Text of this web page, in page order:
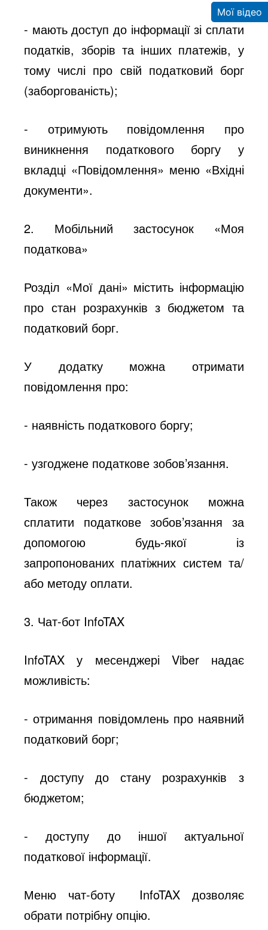
- мають доступ до інформації зі сплати
податків, зборів та інших платежів, у
тому числі про свій податковий борг
(заборгованість);
- отримують повідомлення про
виникнення податкового боргу у
вкладці «Повідомлення» меню «Вхідні
документи».
2. Мобільний застосунок «Моя
податкова»
Розділ «Мої дані» містить інформацію
про стан розрахунків з бюджетом та
податковий борг.
У додатку можна отримати
повідомлення про:
- наявність податкового боргу;
- узгоджене податкове зобов’язання.
Також через застосунок можна
сплатити податкове зобов’язання за
допомогою будь-якої із
запропонованих платіжних систем та/
або методу оплати.
3. Чат-бот InfoTAX
InfoTAX у месенджері Viber надає
можливість:
- отримання повідомлень про наявний
податковий борг;
- доступу до стану розрахунків з
бюджетом;
- доступу до іншої актуальної
податкової інформації.
Меню чат-боту InfoTAX дозволяє
обрати потрібну опцію.
Мої відео